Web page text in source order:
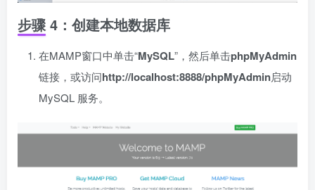
步骤 4：创建本地数据库
在MAMP窗口中单击“MySQL”，然后单击phpMyAdmin
链接，或访问http://localhost:8888/phpMyAdmin启动
MySQL 服务。